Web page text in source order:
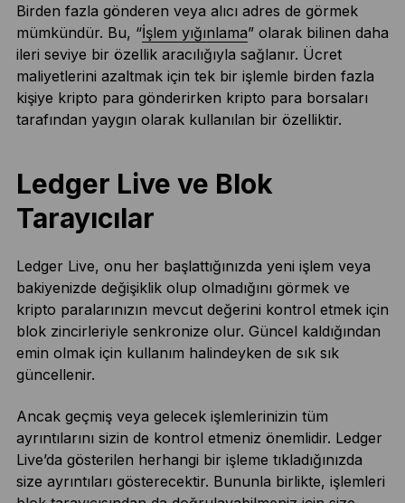
Birden fazla gönderen veya alıcı adres de görmek
mümkündür. Bu, “İşlem yığınlama” olarak bilinen daha
ileri seviye bir özellik aracılığıyla sağlanır. Ücret
maliyetlerini azaltmak için tek bir işlemle birden fazla
kişiye kripto para gönderirken kripto para borsaları
tarafından yaygın olarak kullanılan bir özelliktir.
Ledger Live ve Blok
Tarayıcılar
Ledger Live, onu her başlattığınızda yeni işlem veya
bakiyenizde değişiklik olup olmadığını görmek ve
kripto paralarınızın mevcut değerini kontrol etmek için
blok zincirleriyle senkronize olur. Güncel kaldığından
emin olmak için kullanım halindeyken de sık sık
güncellenir.
Ancak geçmiş veya gelecek işlemlerinizin tüm
ayrıntılarını sizin de kontrol etmeniz önemlidir. Ledger
Live’da gösterilen herhangi bir işleme tıkladığınızda
size ayrıntıları gösterecektir. Bununla birlikte, işlemleri